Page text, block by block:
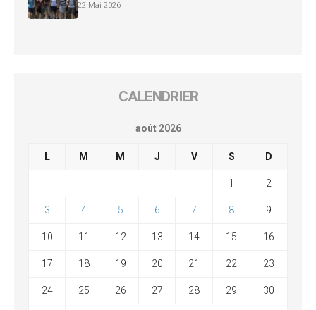
22 Mai 2026
CALENDRIER
août 2026
L M M J V S D
1 2
3 4 5 6 7 8 9
10 11 12 13 14 15 16
17 18 19 20 21 22 23
24 25 26 27 28 29 30